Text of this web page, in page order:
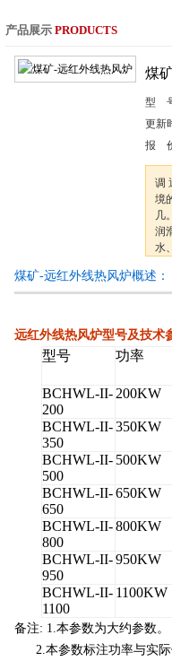
产品展示 PRODUCTS
煤
型
更新
报
调
境
几
润
水
合
热
煤矿-远红外线热风炉概述：
远红外线热风炉型号及技术
型号 功率
BCHWL-II-
200
200KW
BCHWL-II-
350
350KW
BCHWL-II-
500
500KW
BCHWL-II-
650
650KW
BCHWL-II-
800
800KW
BCHWL-II-
950
950KW
BCHWL-II-
1100
1100KW
备注: 1.本参数为大约参数。
2.本参数标注功率与实际